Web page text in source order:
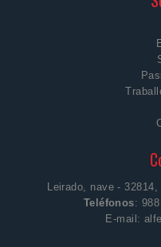
Leirado, nave -
Teléfonos:
E-mail: